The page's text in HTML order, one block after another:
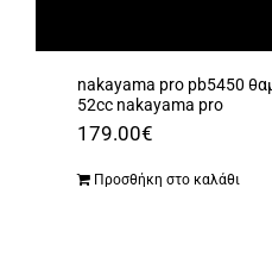
nakayama pro pb5450
52cc nakayama pro
179.00€
Προσθήκη στο καλάθι